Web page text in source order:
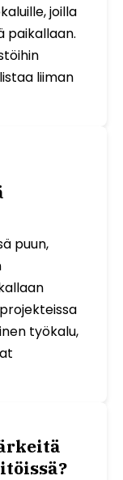
joilla
paikallaan.
liiman
puun,
työkalu,